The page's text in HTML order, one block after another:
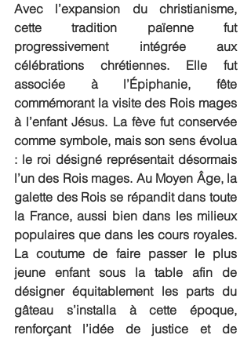
Avec l’expansion du christianisme,
cette tradition païenne fut
progressivement intégrée aux
célébrations chrétiennes. Elle fut
associée à l’Épiphanie, fête
commémorant la visite des Rois mages
à l’enfant Jésus. La fève fut conservée
comme symbole, mais son sens évolua
: le roi désigné représentait désormais
l’un des Rois mages. Au Moyen Âge, la
galette des Rois se répandit dans toute
la France, aussi bien dans les milieux
populaires que dans les cours royales.
La coutume de faire passer le plus
jeune enfant sous la table afin de
désigner équitablement les parts du
gâteau s’installa à cette époque,
renforçant l’idée de justice et de